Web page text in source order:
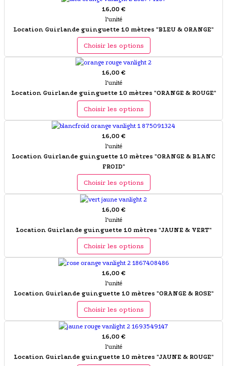
16,00 €
l'unité
Location Guirlande guinguette 10 mètres "BLEU & ORANGE"
Choisir les options
16,00 €
l'unité
Location Guirlande guinguette 10 mètres "ORANGE & ROUGE"
Choisir les options
16,00 €
l'unité
Location Guirlande guinguette 10 mètres "ORANGE & BLANC
FROID"
Choisir les options
16,00 €
l'unité
Location Guirlande guinguette 10 mètres "JAUNE & VERT"
Choisir les options
16,00 €
l'unité
Location Guirlande guinguette 10 mètres "ORANGE & ROSE"
Choisir les options
16,00 €
l'unité
Location Guirlande guinguette 10 mètres "JAUNE & ROUGE"